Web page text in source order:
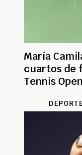
María
cuartos de
Tennis Open